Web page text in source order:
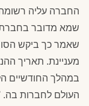
החברה עליה
שמא מדובר בחברת
שאמר כך ביקש
מעניינת. תאריך
במהלך החודשיים
העולם לחברות בה.